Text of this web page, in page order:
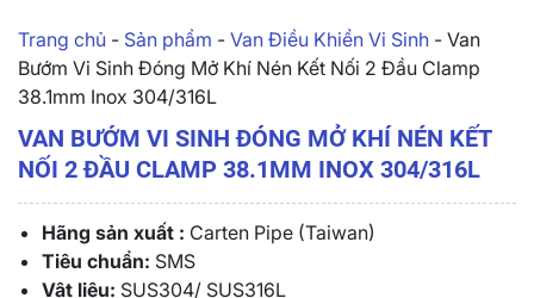
Trang chủ - Sản phẩm - Van Điều Khiển Vi Sinh - Van
Bướm Vi Sinh Đóng Mở Khí Nén Kết Nối 2 Đầu Clamp
38.1mm Inox 304/316L
VAN BƯỚM VI SINH ĐÓNG MỞ KHÍ NÉN KẾT
NỐI 2 ĐẦU CLAMP 38.1MM INOX 304/316L
Hãng sản xuất : Carten Pipe (Taiwan)
Tiêu chuẩn: SMS
Vật liệu: SUS304/ SUS316L